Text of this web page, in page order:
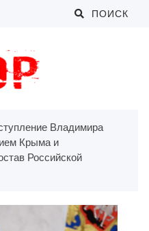
ПОИСК
Владимира
Крыма и
Российской